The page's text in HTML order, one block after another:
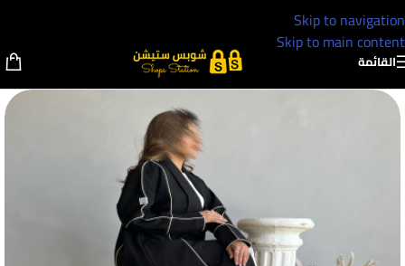
Skip to navigation
Skip to main content
القائمة